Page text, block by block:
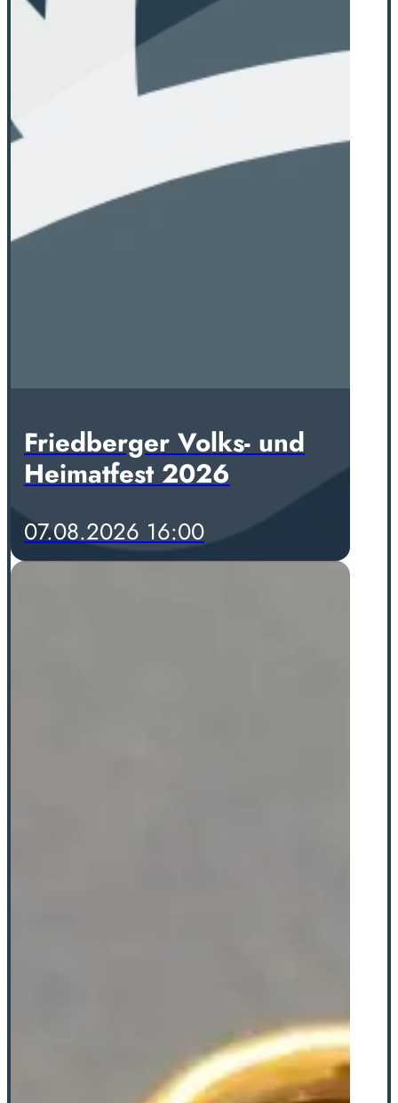
Friedberger Volks- und
Heimatfest 2026
07.08.2026 16:00